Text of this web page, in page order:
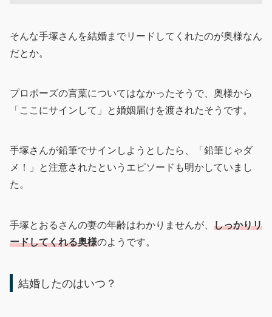
そんな手塚さんを結婚までリードしてくれたのが奥様なん
だとか。
プロポーズの言葉についてはなかったそうで、奥様から
「ここにサインして」と婚姻届けを渡されたそうです。
手塚さんが鉛筆でサインしようとしたら、「鉛筆じゃダ
メ！」と注意されたというエピソードも明かしていまし
た。
手塚とおるさんの妻の年齢はわかりませんが、 しっかりリ
ードしてくれる奥様のようです。
結婚したのはいつ？